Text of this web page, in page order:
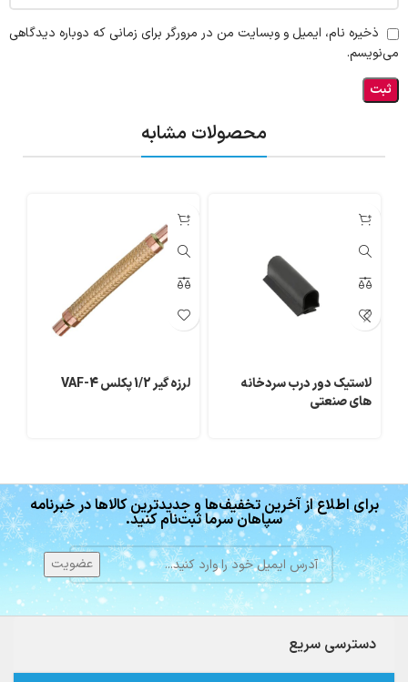
ذخیره نام، ایمیل و وبسایت من در مرورگر برای زمانی که دوباره دیدگاهی
می‌نویسم.
محصولات مشابه
لاستیک دور درب سردخانه
های صنعتی
لرزه گیر 1/2 پکلس VAF-4
برای اطلاع از آخرین تخفیف‌ها و جدیدترین کالاها در خبرنامه
سپاهان سرما ثبت‌نام کنید.
دسترسی سریع